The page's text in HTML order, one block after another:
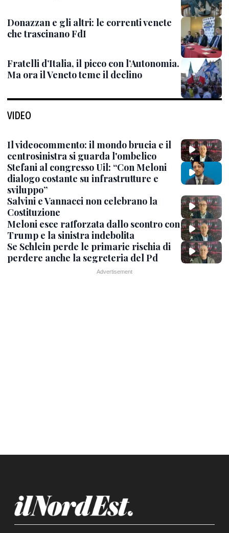
Donazzan e gli altri: le correnti venete
che trascinano FdI
Fratelli d’Italia, il picco con l’Autonomia.
Ma ora il Veneto teme il declino
VIDEO
Il videocommento: il mondo brucia e il
centrosinistra si guarda l'ombelico
Stefani al congresso Uil: “Con Meloni
dialogo costante su infrastrutture e
sviluppo”
Salvini e Vannacci non celebrano la
Costituzione
Meloni esce rafforzata dallo scontro con
Trump e la sinistra indebolita
Se Schlein perde le primarie rischia di
perdere anche la segreteria del Pd